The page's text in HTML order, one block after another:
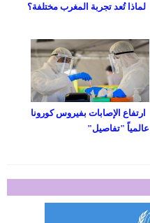
لماذا تُعد تجربة المغرب مختلفة؟
ارتفاع الإصابات بفيروس كورونا
عالمياً "تفاصيل"